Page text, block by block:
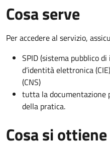
Cosa serve
Per accedere al servizio,
SPID (sistema pubblico
d’identità elettronica
(CNS)
tutta la documentazione
della pratica.
Cosa si ottiene